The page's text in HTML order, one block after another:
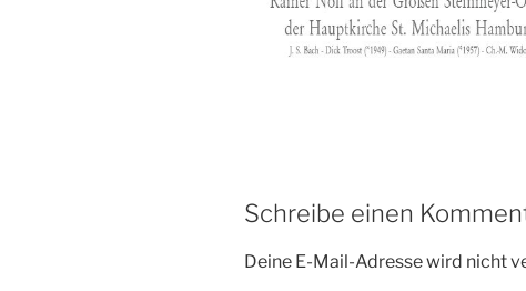
Schreibe einen
Deine E-Mail-Adresse wird nicht